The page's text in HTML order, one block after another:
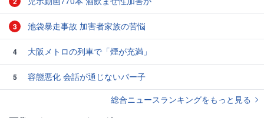
3 池袋暴走事故 加害者家族の苦悩
4 大阪メトロの列車で「煙が充満」
5
容態悪化 会話が通じないパー子
総合ニュースランキングをもっと見る